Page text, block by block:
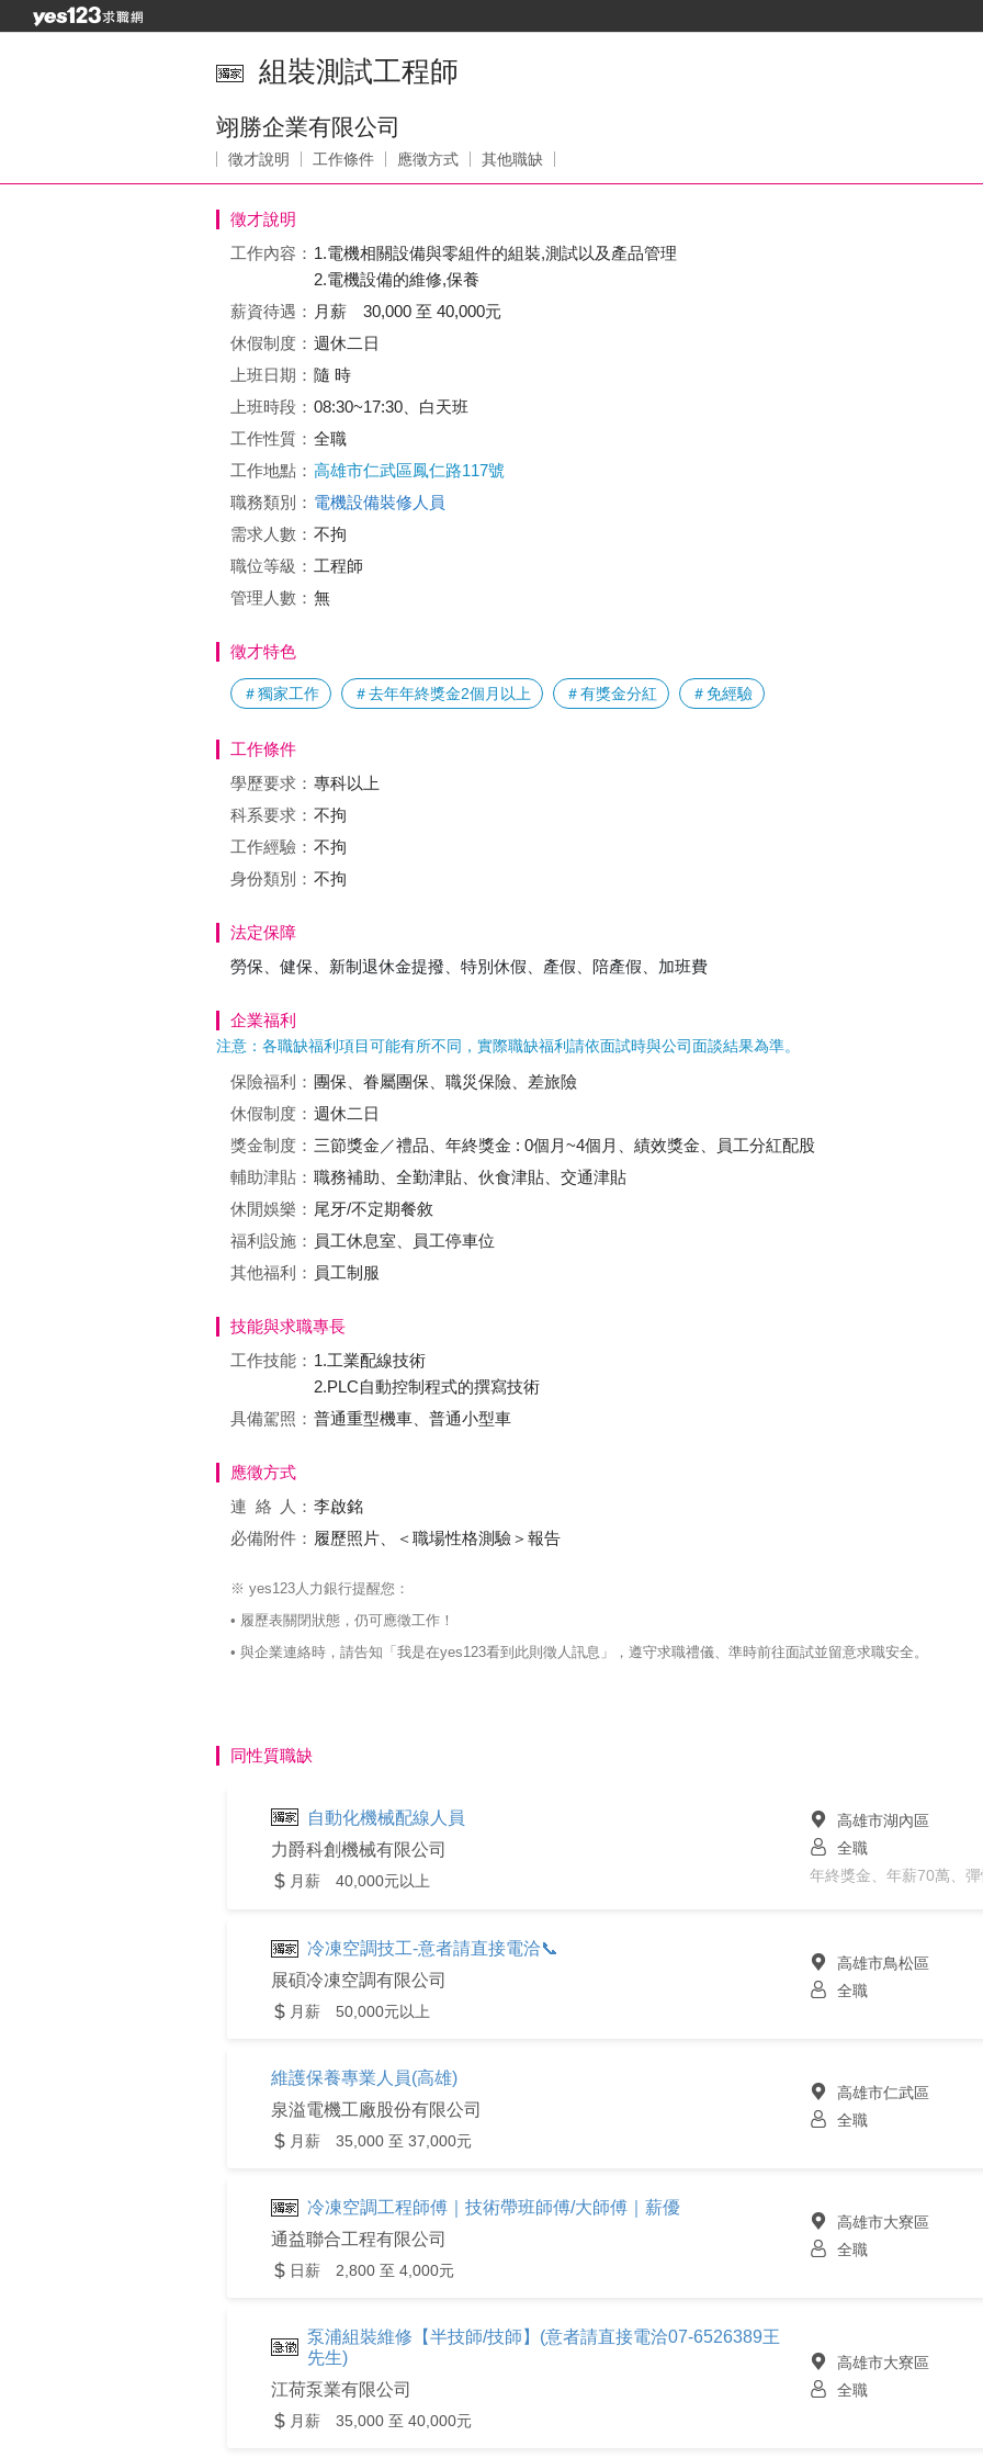
組裝測試工程師
翊勝企業有限公司
徵才說明 工作條件 應徵方式 其他職缺
徵才說明
工作內容： 1.電機相關設備與零組件的組裝,測試以及產品管理
2.電機設備的維修,保養
薪資待遇： 月薪 30,000 至 40,000元
休假制度： 週休二日
上班日期： 隨 時
上班時段： 08:30~17:30、白天班
工作性質： 全職
工作地點： 高雄市仁武區鳳仁路117號
職務類別： 電機設備裝修人員
需求人數： 不拘
職位等級： 工程師
管理人數： 無
徵才特色
＃獨家工作 ＃去年年終獎金2個月以上 ＃有獎金分紅 ＃免經驗
工作條件
學歷要求： 專科以上
科系要求： 不拘
工作經驗： 不拘
身份類別： 不拘
法定保障
勞保、健保、新制退休金提撥、特別休假、產假、陪產假、加班費
企業福利
注意：各職缺福利項目可能有所不同，實際職缺福利請依面試時與公司面談結果為準。
保險福利： 團保、眷屬團保、職災保險、差旅險
休假制度： 週休二日
獎金制度： 三節獎金／禮品、年終獎金 : 0個月~4個月、績效獎金、員工分紅配股
輔助津貼： 職務補助、全勤津貼、伙食津貼、交通津貼
休閒娛樂： 尾牙/不定期餐敘
福利設施： 員工休息室、員工停車位
其他福利： 員工制服
技能與求職專長
工作技能： 1.工業配線技術
2.PLC自動控制程式的撰寫技術
具備駕照： 普通重型機車、普通小型車
應徵方式
連絡
人： 李啟銘
必備附件： 履歷照片、＜職場性格測驗＞報告
※ yes123人力銀行提醒您：
• 履歷表關閉狀態，仍可應徵工作！
• 與企業連絡時，請告知「我是在yes123看到此則徵人訊息」，遵守求職禮儀、準時前往面試並留意求職安全。
同性質職缺
自動化機械配線人員
力爵科創機械有限公司
月薪 40,000元以上
高雄市湖內區
全職
年終獎金、年薪70萬、
冷凍空調技工-意者請直接電洽📞
展碩冷凍空調有限公司
月薪 50,000元以上
高雄市鳥松區
全職
維護保養專業人員(高雄)
泉溢電機工廠股份有限公司
月薪 35,000 至 37,000元
高雄市仁武區
全職
冷凍空調工程師傅｜技術帶班師傅/大師傅｜薪優
通益聯合工程有限公司
日薪 2,800 至 4,000元
高雄市大寮區
全職
泵浦組裝維修【半技師/技師】(意者請直接電洽07-6526389王
先生)
江荷泵業有限公司
月薪 35,000 至 40,000元
高雄市大寮區
全職